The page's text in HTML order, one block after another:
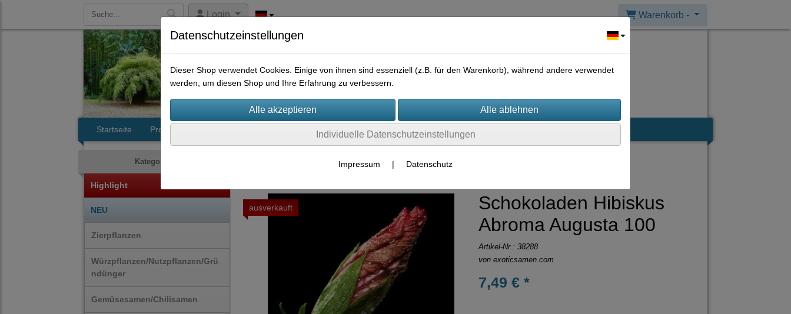
Login Warenkorb -
Startseite Produkte
Kategorien
Highlight
NEU
Zierpflanzen
Würzpflanzen/Nutzpflanzen/Grü
ndünger
Gemüsesamen/Chilisamen
ausverkauft
Schokoladen Hibiskus
Abroma Augusta 100
Artikel-Nr.: 38288
von exoticsamen.com
7,49 € *
Datenschutzeinstellungen
Dieser Shop verwendet Cookies. Einige von ihnen sind essenziell (z.B. für den Warenkorb), während andere verwendet
werden, um diesen Shop und Ihre Erfahrung zu verbessern.
Individuelle Datenschutzeinstellungen
Impressum | Datenschutz